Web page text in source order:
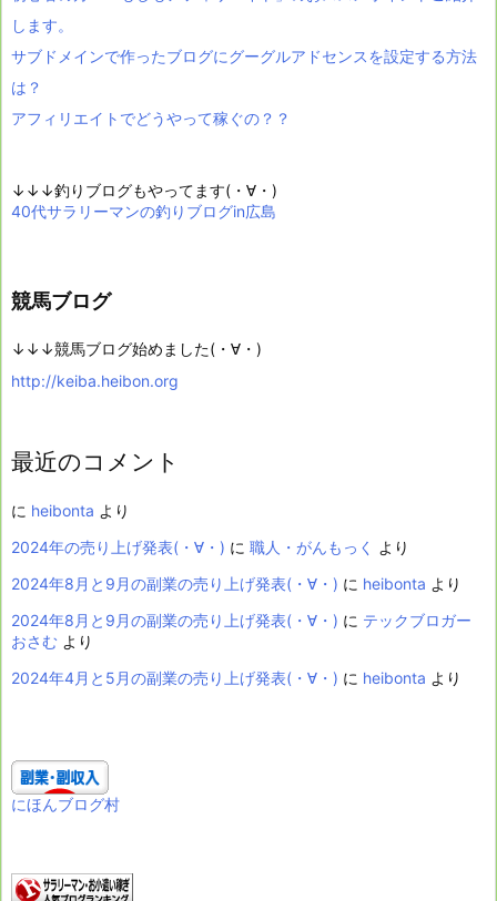
します。
サブドメインで作ったブログにグーグルアドセンスを設定する方法
は？
アフィリエイトでどうやって稼ぐの？？
↓↓↓釣りブログもやってます(・∀・)
40代サラリーマンの釣りブログin広島
競馬ブログ
↓↓↓競馬ブログ始めました(・∀・)
http://keiba.heibon.org
最近のコメント
に heibonta より
2024年の売り上げ発表(・∀・) に 職人・がんもっく
より
2024年8月と9月の副業の売り上げ発表(・∀・) に heibonta より
2024年8月と9月の副業の売り上げ発表(・∀・) に テックブロガー
おさむ より
2024年4月と5月の副業の売り上げ発表(・∀・) に heibonta より
にほんブログ村